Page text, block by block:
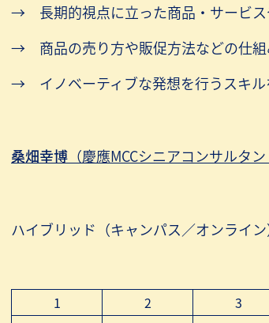
長期的視点に立った商品・サービ
商品の売り方や販促方法などの仕
イノベーティブな発想を行うスキ
桑畑幸博 （慶應MCCシニアコンサルタン
ハイブリッド（キャンパス／オンライン
1 2 3